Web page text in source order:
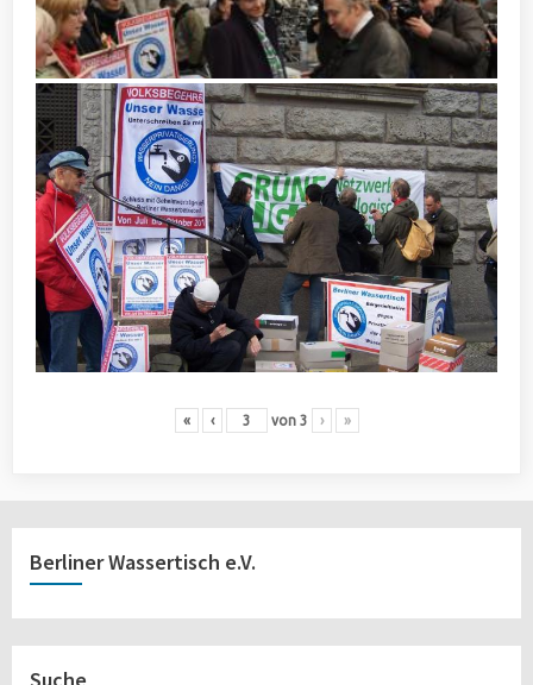
« ‹ von 3 › »
Berliner Wassertisch e.V.
Suche